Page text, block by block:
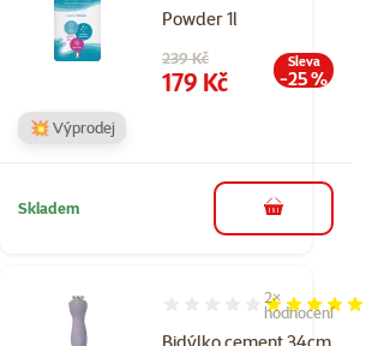
Powder 1l
Původní cena
239 Kč
Cena
179 Kč
Sleva
-25 %
💥 Výprodej
Skladem do košíku
Hodnocení 100%, počet
2×
hodnocení